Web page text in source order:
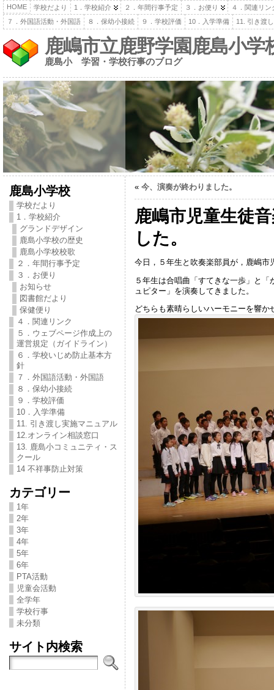
HOME 学校だより 1．学校紹介 ２．年間行事予定 ３．お便り
４．関連リン
７．外国語活動・外国語
８．保幼小接続 ９．学校評価 10．入学準備 11. 引き渡
鹿嶋市立鹿野学園鹿島小学
鹿島小 学習・学校行事のブログ
鹿島小学校
学校だより
1．学校紹介
グランドデザイン
鹿島小学校の歴史
鹿島小学校校歌
２．年間行事予定
３．お便り
お知らせ
図書館だより
保健便り
４．関連リンク
５．ウェブページ作成上の
運営規定（ガイドライン）
６．学校いじめ防止基本方
針
７．外国語活動・外国語
８．保幼小接続
９．学校評価
10．入学準備
11. 引き渡し実施マニュアル
12.オンライン相談窓口
13. 鹿島小コミュニティ・ス
クール
14 不祥事防止対策
カテゴリー
1年
2年
3年
4年
5年
6年
PTA活動
児童会活動
全学年
学校行事
未分類
サイト内検索
« 今、演奏が終わりました。
鹿嶋市児童生徒
した。
今日，５年生と吹奏楽部員が，鹿嶋
５年生は合唱曲「すてきな一歩」と
ュピター」を演奏してきました。
どちらも素晴らしいハーモニーを響か